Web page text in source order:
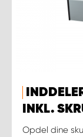
INKL.
Opdel dine